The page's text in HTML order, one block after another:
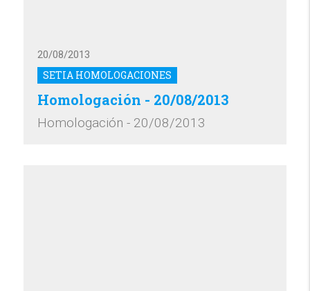
SETIA HOMOLOGACIONES
20/08/2013
Homologación - 20/08/2013
Homologación - 20/08/2013